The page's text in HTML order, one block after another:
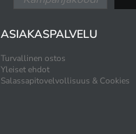
ASIAKASPALVELU
Turvallinen ostos
Yleiset ehdot
Salassapitovelvollisuus & Cookies